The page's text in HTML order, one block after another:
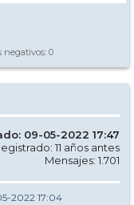
negativos: 0
09-05-2022 17:47
11 años antes
Mensajes: 1.701
2022 17:04